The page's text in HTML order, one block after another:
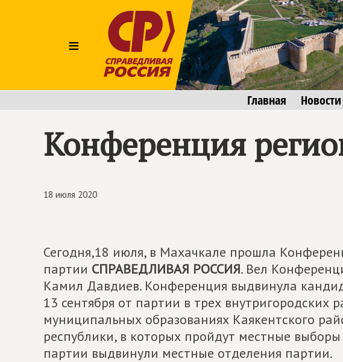
≡
Главная Новости
Конференция
18 июля 2020
Сегодня,18 июля, в Махачкале прошла
партии СПРАВЕДЛИВАЯ РОССИЯ. Вел
Камил Давдиев. Конференция выдвинула
13 сентября от партии в трех внутригородских
муниципальных образованиях Каякентского
республики, в которых пройдут местные
партии выдвинули местные отделения партии.